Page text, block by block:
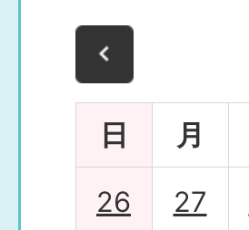
2026年08月05日
【令和8年度外
プロ人材活用セ
日 月
26
27